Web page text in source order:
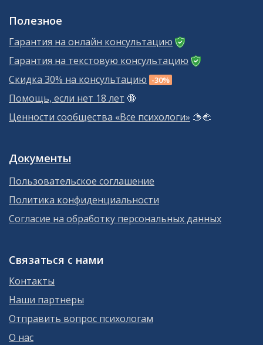
Полезное
Гарантия на онлайн консультацию
Гарантия на текстовую консультацию
Скидка 30% на консультацию -30%
Помощь, если нет 18 лет 🔞
Ценности сообщества «Все психологи» 🫱‍🫲
Документы
Пользовательское соглашение
Политика конфиденциальности
Согласие на обработку персональных данных
Связаться с нами
Контакты
Наши партнеры
Отправить вопрос психологам
О нас